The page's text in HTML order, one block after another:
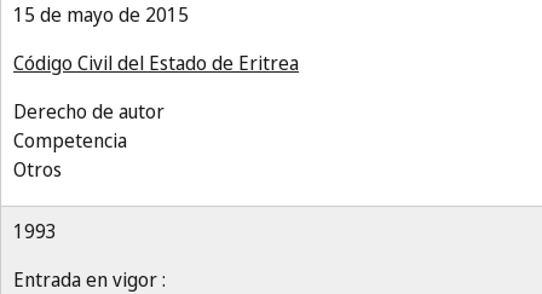
15 de mayo de 2015
Código Civil del Estado de Eritrea
Derecho de autor
Competencia
Otros
1993
Entrada en vigor :